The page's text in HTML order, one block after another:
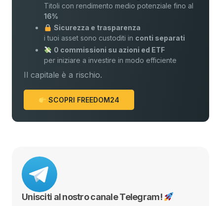
Titoli con rendimento medio potenziale fino al
16%
Sicurezza e trasparenza
i tuoi asset sono custoditi in conti separati
0 commissioni su azioni ed ETF
per iniziare a investire in modo efficiente
Il capitale è a rischio.
SCOPRI FREEDOM24
Unisciti al nostro canale Telegram!